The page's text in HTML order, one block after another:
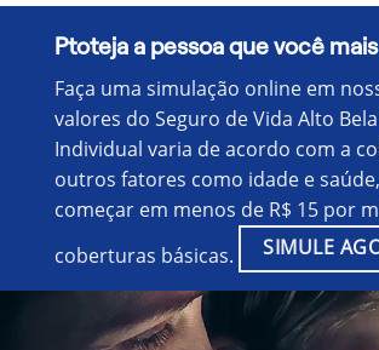
Ptoteja a pessoa que você
Faça uma simulação online em
valores do Seguro de Vida Alto
Individual varia de acordo com a
outros fatores como idade e
começar em menos de R$ 15 por
coberturas básicas.
SIMULE